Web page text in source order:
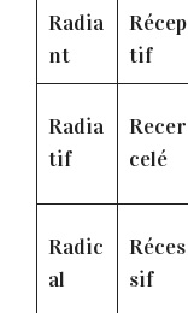
Radia
nt
Récep
tif
Radia
tif
Recer
celé
Radic
al
Réces
sif